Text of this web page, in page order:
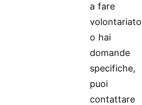
a fare
volontariato
o hai
domande
specifiche,
puoi
contattare